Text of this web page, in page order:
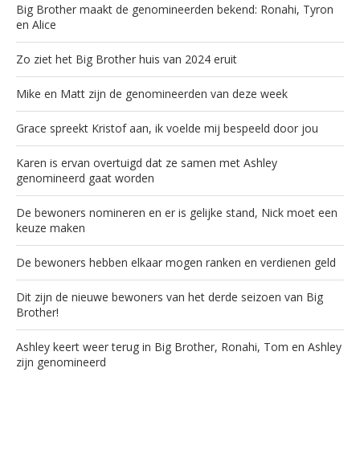
Big Brother maakt de genomineerden bekend: Ronahi, Tyron
en Alice
Zo ziet het Big Brother huis van 2024 eruit
Mike en Matt zijn de genomineerden van deze week
Grace spreekt Kristof aan, ik voelde mij bespeeld door jou
Karen is ervan overtuigd dat ze samen met Ashley
genomineerd gaat worden
De bewoners nomineren en er is gelijke stand, Nick moet een
keuze maken
De bewoners hebben elkaar mogen ranken en verdienen geld
Dit zijn de nieuwe bewoners van het derde seizoen van Big
Brother!
Ashley keert weer terug in Big Brother, Ronahi, Tom en Ashley
zijn genomineerd